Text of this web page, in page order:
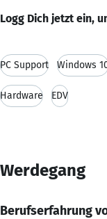
Logg Dich jetzt ein,
PC Support Windows
Hardware EDV
Werdegang
Berufserfahrung